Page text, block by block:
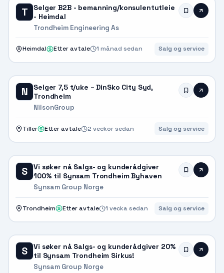
T
Selger B2B - bemanning/konsulentutleie
- Heimdal
Trondheim Engineering As
Heimdal Etter avtale 1 månad sedan Salg og service
N
Selger 7,5 t/uke – DinSko City Syd,
Trondheim
NilsonGroup
Tiller Etter avtale 2 veckor sedan Salg og service
S
Vi søker nå Salgs- og kunderådgiver
100% til Synsam Trondheim Byhaven
Synsam Group Norge
Trondheim Etter avtale 1 vecka sedan Salg og service
S
Vi søker nå Salgs- og kunderådgiver 20%
til Synsam Trondheim Sirkus!
Synsam Group Norge